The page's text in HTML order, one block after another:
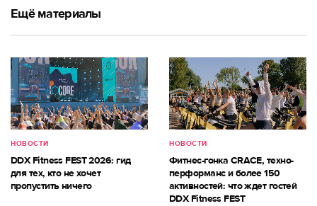
Ещё материалы
НОВОСТИ
DDX Fitness FEST 2026: гид
для тех, кто не хочет
пропустить ничего
НОВОСТИ
Фитнес-гонка CRACE, техно-
перформанс и более 150
активностей: что ждет гостей
DDX Fitness FEST